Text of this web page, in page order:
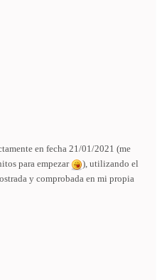
en fecha 21/01/2021 (me
para empezar
), utilizando el
y comprobada en mi propia